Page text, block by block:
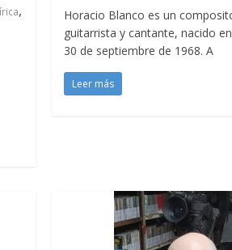
,
Horacio Blanco es un
guitarrista y cantante, nacido
30 de septiembre de 1968. A
Leer más